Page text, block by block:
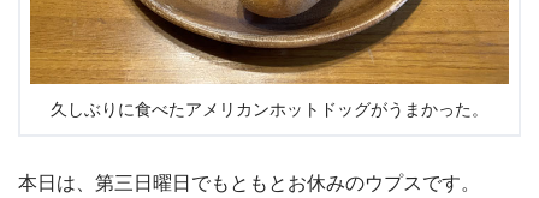
久しぶりに食べたアメリカンホットドッグがうまかった。
本日は、第三日曜日でもともとお休みのウプスです。